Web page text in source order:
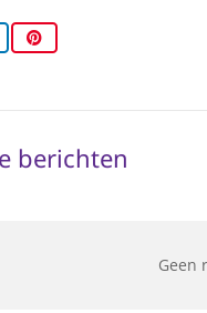
berichten
Geen